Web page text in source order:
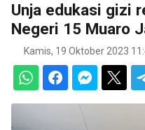
Unja edukasi gizi
Negeri 15 Muaro
Kamis, 19 Oktober 2023